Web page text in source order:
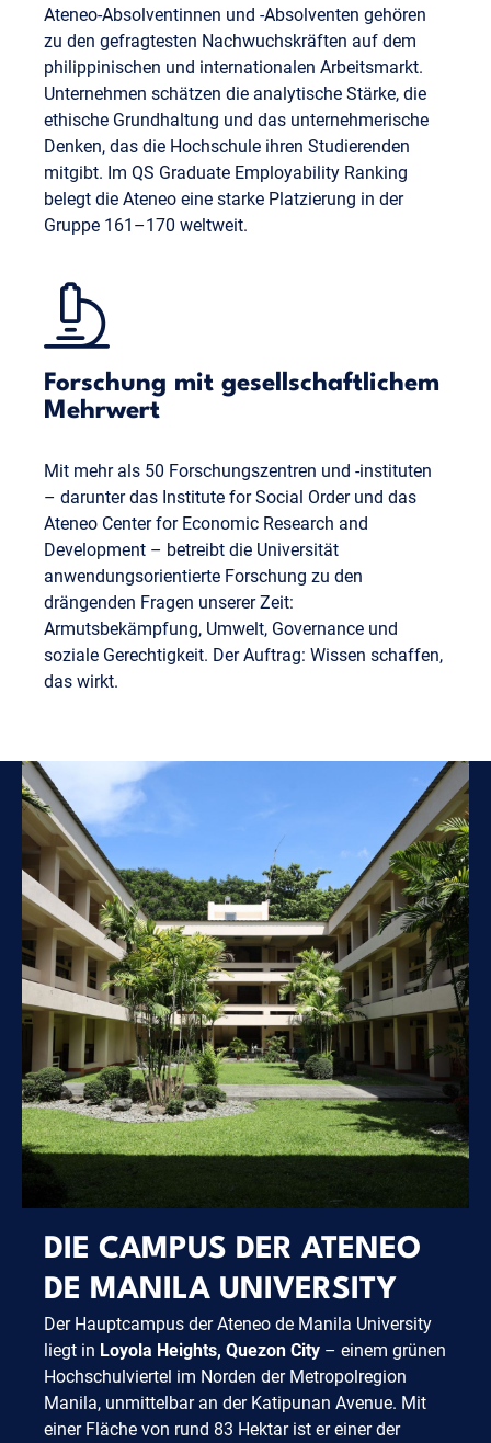
Ateneo-Absolventinnen und -Absolventen gehören
zu den gefragtesten Nachwuchskräften auf dem
philippinischen und internationalen Arbeitsmarkt.
Unternehmen schätzen die analytische Stärke, die
ethische Grundhaltung und das unternehmerische
Denken, das die Hochschule ihren Studierenden
mitgibt. Im QS Graduate Employability Ranking
belegt die Ateneo eine starke Platzierung in der
Gruppe 161–170 weltweit.
Forschung mit gesellschaftlichem
Mehrwert
Mit mehr als 50 Forschungszentren und -instituten
– darunter das Institute for Social Order und das
Ateneo Center for Economic Research and
Development – betreibt die Universität
anwendungsorientierte Forschung zu den
drängenden Fragen unserer Zeit:
Armutsbekämpfung, Umwelt, Governance und
soziale Gerechtigkeit. Der Auftrag: Wissen schaffen,
das wirkt.
DIE CAMPUS DER ATENEO
DE MANILA UNIVERSITY
Der Hauptcampus der Ateneo de Manila University
liegt in Loyola Heights, Quezon City – einem grünen
Hochschulviertel im Norden der Metropolregion
Manila, unmittelbar an der Katipunan Avenue. Mit
einer Fläche von rund 83 Hektar ist er einer der